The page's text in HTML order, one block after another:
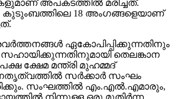
അപകടത്തില്‍ മരിച്ചത്.
18 അംഗങ്ങളെയാണ്
ഏകോപിപ്പിക്കുന്നതിനും
തെലങ്കാന
ക്ഷേമ മന്ത്രി മുഹമ്മദ്
സര്‍ക്കാര്‍ സംഘം
സംഘത്തില്‍ എം.എല്‍.എമാരും,
നിന്നുള്ള ഒരു മുതിര്‍ന്ന